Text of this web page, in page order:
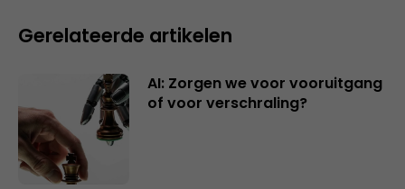
Gerelateerde artikelen
AI: Zorgen we voor vooruitgang
of voor verschraling?